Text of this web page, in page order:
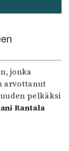
jonka
arvottanut
pelkäksi
Rantala